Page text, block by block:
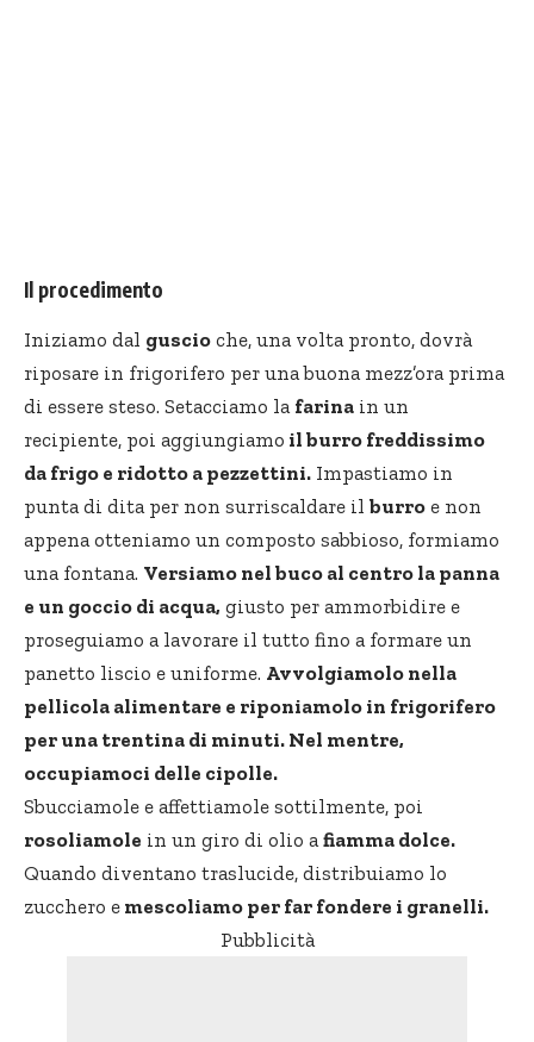
Il procedimento
Iniziamo dal guscio che, una volta pronto, dovrà
riposare in frigorifero per una buona mezz’ora prima
di essere steso. Setacciamo la farina in un
recipiente, poi aggiungiamo il burro freddissimo
da frigo e ridotto a pezzettini. Impastiamo in
punta di dita per non surriscaldare il burro e non
appena otteniamo un composto sabbioso, formiamo
una fontana. Versiamo nel buco al centro la panna
e un goccio di acqua, giusto per ammorbidire e
proseguiamo a lavorare il tutto fino a formare un
panetto liscio e uniforme. Avvolgiamolo nella
pellicola alimentare e riponiamolo in frigorifero
per una trentina di minuti. Nel mentre,
occupiamoci delle cipolle.
Sbucciamole e affettiamole sottilmente, poi
rosoliamole in un giro di olio a fiamma dolce.
Quando diventano traslucide, distribuiamo lo
zucchero e mescoliamo per far fondere i granelli.
Pubblicità